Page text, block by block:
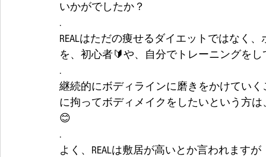
いかがでしたか？
.
REALはただの痩せるダイエットではなく
を、初心者🔰や、自分でトレーニングを
.
継続的にボディラインに磨きをかけてい
に拘ってボディメイクをしたいという方
😊
.
よく、REALは敷居が高いとか言われますが